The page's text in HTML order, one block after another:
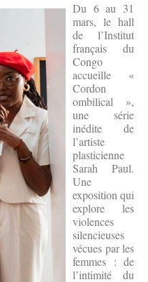
Du 6 au 31
mars, le hall
de l’Institut
français du
Congo
accueille «
Cordon
ombilical »,
une série
inédite de
l’artiste
plasticienne
Sarah Paul.
Une
exposition qui
explore les
violences
silencieuses
vécues par les
femmes : de
l’intimité du